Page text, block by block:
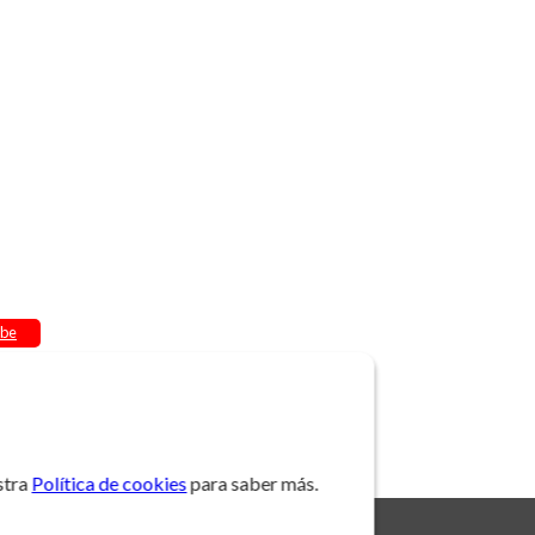
Política de cookiespara saber más.